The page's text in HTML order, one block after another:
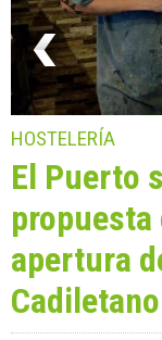
HOSTELERÍA
El Puerto
apertura
Cadiletano